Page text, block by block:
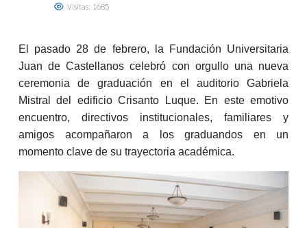
Visitas: 1685
El pasado 28 de febrero, la Fundación Universitaria
Juan de Castellanos celebró con orgullo una nueva
ceremonia de graduación en el auditorio Gabriela
Mistral del edificio Crisanto Luque. En este emotivo
encuentro, directivos institucionales, familiares y
amigos acompañaron a los graduandos en un
momento clave de su trayectoria académica.